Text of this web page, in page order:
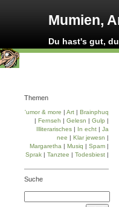
Mumien,
Du hast's gut,
Themen
'umor & more | Art | Brainphuq
| Fernseh | Gelesn | Gulp |
Illiterarisches | In echt | Ja
nee | Klar jewesn |
Margaretha | Musiq | Spam |
Sprak | Tanztee | Todesbiest |
Suche